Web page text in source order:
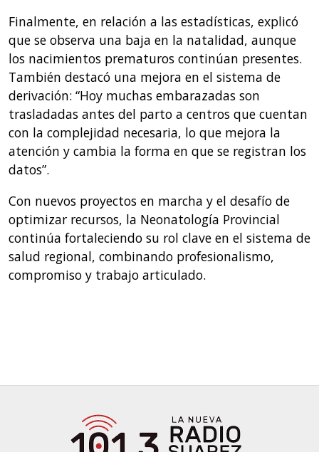
Finalmente, en relación a las estadísticas, explicó
que se observa una baja en la natalidad, aunque
los nacimientos prematuros continúan presentes.
También destacó una mejora en el sistema de
derivación: “Hoy muchas embarazadas son
trasladadas antes del parto a centros que cuentan
con la complejidad necesaria, lo que mejora la
atención y cambia la forma en que se registran los
datos”.
Con nuevos proyectos en marcha y el desafío de
optimizar recursos, la Neonatología Provincial
continúa fortaleciendo su rol clave en el sistema de
salud regional, combinando profesionalismo,
compromiso y trabajo articulado.